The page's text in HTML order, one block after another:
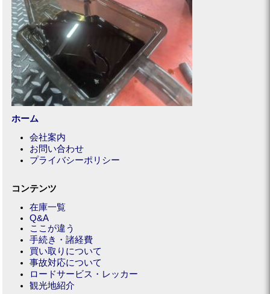
ホーム
会社案内
お問い合わせ
プライバシーポリシー
コンテンツ
在庫一覧
Q&A
ここが違う
手続き・諸経費
買い取りについて
事故対応について
ロードサービス・レッカー
観光地紹介